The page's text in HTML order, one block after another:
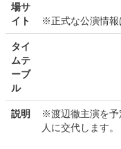
場サ
イト
※正式な公演情報
タイ
ムテ
ーブ
ル
説明
※渡辺徹主演を予
人に交代します。